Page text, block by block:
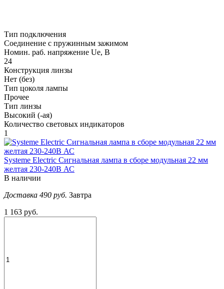
Тип подключения
Соединение с пружинным зажимом
Номин. раб. напряжение Ue, В
24
Конструкция линзы
Нет (без)
Тип цоколя лампы
Прочее
Тип линзы
Высокий (-ая)
Количество световых индикаторов
1
Systeme Electric Сигнальная лампа в сборе модульная 22 мм
желтая 230-240В АС
В наличии
Доставка 490 руб. Завтра
1 163 руб.